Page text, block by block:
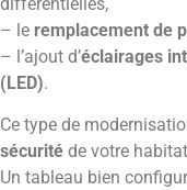
– le remplacement de
– l’ajout d’éclairages
(LED).
Ce type de
sécurité de votre
Un tableau bien